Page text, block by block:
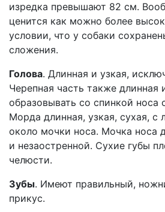
изредка превышают 82 см.
ценится как можно более
условии, что у собаки
сложения.
Голова. Длинная и узкая,
Черепная часть также длинная
образовывать со спинкой носа
Морда длинная, узкая, сухая, с
около мочки носа. Мочка носа
и незаостренной. Сухие губы
челюсти.
Зубы. Имеют правильный,
прикус.